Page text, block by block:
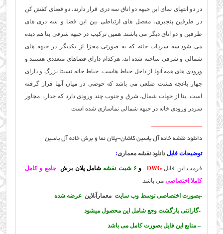
در دو انتهای نمای این جبهه دو اتاق سه دری قرار دارند، دو فضای کفش کن
در طرفین پنجیری، مفصل های ارتباطی بین این فضا و سه دری های
طرفین و دو اتاق دیگر می باشند. همین ترکیب در جبهه شرقی بنا هم دیده
می شود.سه سرداب خانه که به صورتی مجزا از یکدیگر در جبهه های
شمالی و شرقی ساخته شده اند، هرکدام دارای فضاهای متعددی هستند و
ورودی های همه آنها از داخل حیاط هاست. حیاط خانه نسبتا بزرگ و دارای
چهار باغچه هشت ضلعی می باشد که حوضی در میان آنها قرار گرفته
است. بنا از جهات شمال، شرق و جنوب چند ورودی دارد که جدارۂ مجاور
سردر ورودی خانه در جبهه شمالی نماسازی شده است
دانلود نقشه خانه آل یاسین کاشان-پلان نما و برش خانه آل یاسین
توضیحات فایلدانلود نقشه معماری:
فرمت این فایلDWG – و ۶ شیت نقشه شامل پلان برشجامع و کامل
کاملا اختصاصیمی باشد.
-بصورت اختصاصی توسط وب سایتمعمارآنلاین عرضه شده
-گارانتی بازگشت وجع شامل این محصول میشود
– منابع این فایل بصورت کامل می باشد